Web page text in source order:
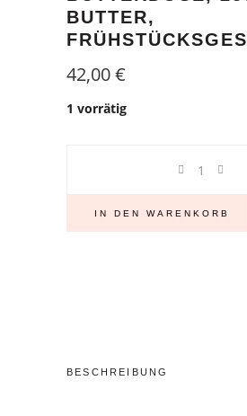
TTER, FR
42,00€
1 vorrätig
groß
IN DEN WARENKORB
BESCHREIBUNG